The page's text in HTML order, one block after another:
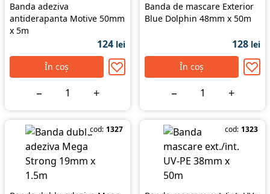
Banda adeziva
antiderapanta Motive 50mm
x 5m
124 lei
În coș
− +
Banda de mascare Exterior
Blue Dolphin 48mm x 50m
128 lei
În coș
− +
cod: 1327 cod: 1323